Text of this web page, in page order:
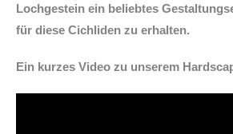
Lochgestein ein beliebtes
für diese Cichliden zu erhalten.
Ein kurzes Video zu unserem